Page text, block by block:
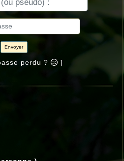
Envoyer
perdu ? ]